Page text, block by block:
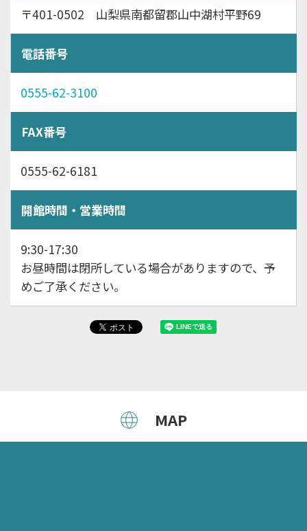
〒401-0502 山梨県南都留郡山中湖村平野69
電話番号
0555-62-3100
FAX番号
0555-62-6181
開館時間・営業時間
9:30-17:30
お昼時間は閉所している場合がありますので、予
めご了承ください。
MAP